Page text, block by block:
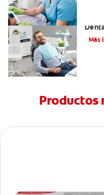
Más
Productos